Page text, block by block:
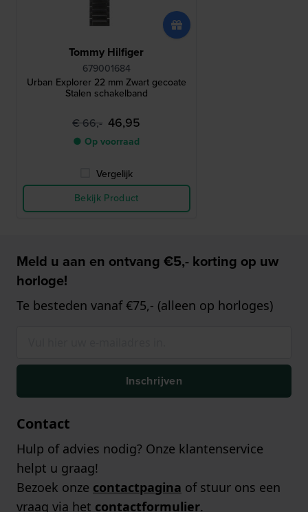
Tommy Hilfiger
679001684
Urban Explorer 22 mm Zwart gecoate
Stalen schakelband
€ 66,- 46,95
● Op voorraad
Vergelijk
Bekijk Product
Meld u aan en ontvang €5,- korting op uw
horloge!
Te besteden vanaf €75,- (alleen op horloges)
Inschrijven
Contact
Hulp of advies nodig? Onze klantenservice
helpt u graag!
Bezoek onze contactpagina of stuur ons een
vraag via het contactformulier.